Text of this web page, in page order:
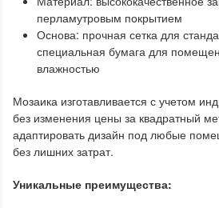
перламутровым покрытием
Основа: прочная сетка для
специальная бумага для
влажностью
Мозаика изготавливается с учетом
без изменения цены за квадратный
адаптировать дизайн под любые
без лишних затрат.
Уникальные преимущества: